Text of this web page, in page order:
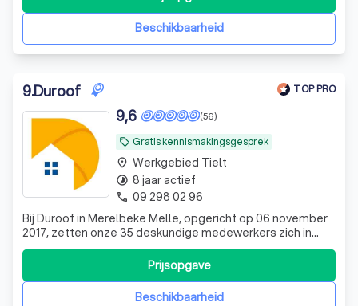
Beschikbaarheid
9.Duroof TOP PRO
local_offer Gratis kennismakingsgesprek
(56)
9,6
Bij Duroof in Merelbeke Melle, opgericht op 06 november
2017, zetten onze 35 deskundige medewerkers zich in
voor dakrenovatie, plaatsing van nieuwe daken,
dakpannen, leien daken, dakisolatie en schuine daken. Wij
bieden betrouwbare oplossingen op maat voor uw
dakbehoeften. Vraag vandaag nog een grat
Beschikbaarheid
Prijsopgave
place Werkgebied Tielt
timelapse 8 jaar actief
phone 09 298 02 96